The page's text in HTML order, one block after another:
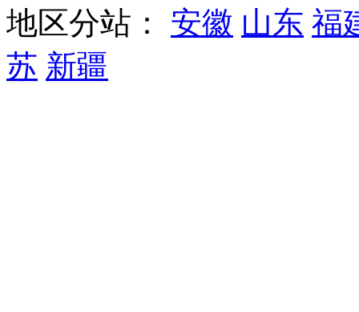
地区分站： 安徽 山东 福
苏 新疆